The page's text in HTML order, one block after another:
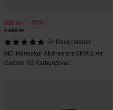
959 kr -20%
1 200 kr
54 Recensioner
MC-Handskar Alpinestars SMX-2 Air
Carbon V2 Karbon/Svart